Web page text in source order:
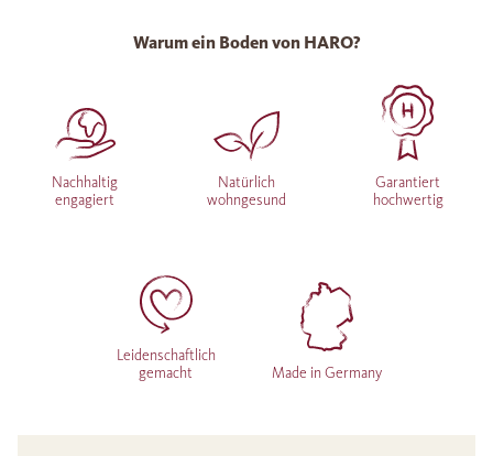
Warum ein Boden von HARO?
Nachhaltig
engagiert
Natürlich
wohngesund
Garantiert
hochwertig
Leidenschaftlich
gemacht
Made in Germany